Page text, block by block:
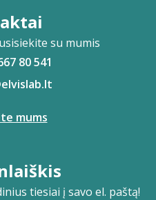
su mumis
80 541
mums
tiesiai į savo el. paštą!